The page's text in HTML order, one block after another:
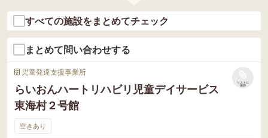
すべての施設をまとめてチェック
まとめて問い合わせする
児童発達支援事業所
らいおんハートリハビリ児童デイサービス
東海村２号館
リストに
保存
空きあり